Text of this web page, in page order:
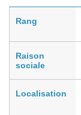
Rang
Raison
sociale
Localisation